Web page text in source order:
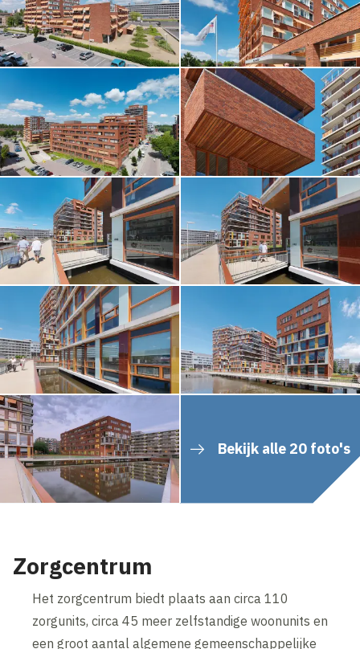
Bekijk alle 20 foto's
Zorgcentrum
Het zorgcentrum biedt plaats aan circa 110
zorgunits, circa 45 meer zelfstandige woonunits en
een groot aantal algemene gemeenschappelijke